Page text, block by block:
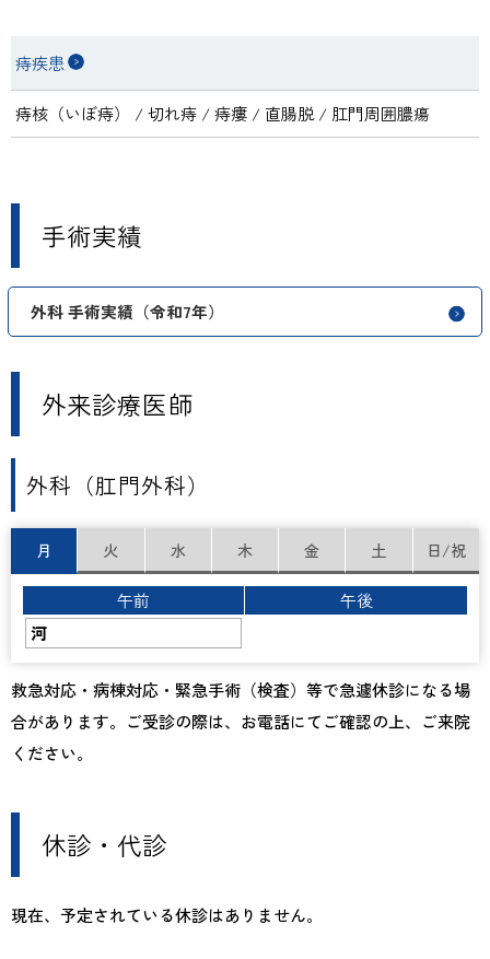
痔疾患
痔核（いぼ痔） / 切れ痔 / 痔瘻 / 直腸脱 / 肛門周囲膿瘍
手術実績
外科 手術実績（令和7年）
外来診療医師
外科（肛門外科）
月 火 水 木 金 土 日/祝
午前
午後
河
救急対応・病棟対応・緊急手術（検査）等で急遽休診になる場
合があります。ご受診の際は、お電話にてご確認の上、ご来院
ください。
休診・代診
現在、予定されている休診はありません。